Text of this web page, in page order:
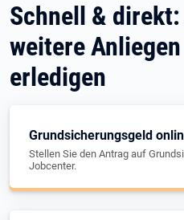
Schnell &
weitere
erledigen
Grundsicherungsgeld
Stellen Sie den Antrag auf
Jobcenter.